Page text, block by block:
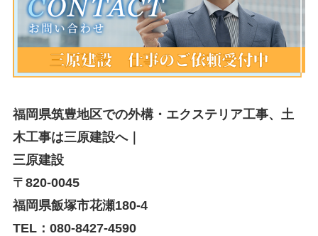
福岡県筑豊地区での外構・エクステリア工事、土
木工事は三原建設へ｜
三原建設
〒820-0045
福岡県飯塚市花瀬180-4
TEL：080-8427-4590